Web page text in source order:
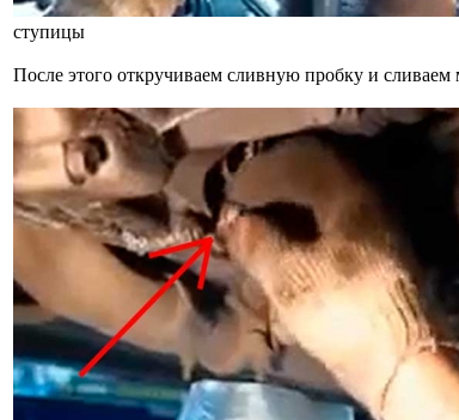
ступицы
После этого откручиваем сливную пробку и сливаем